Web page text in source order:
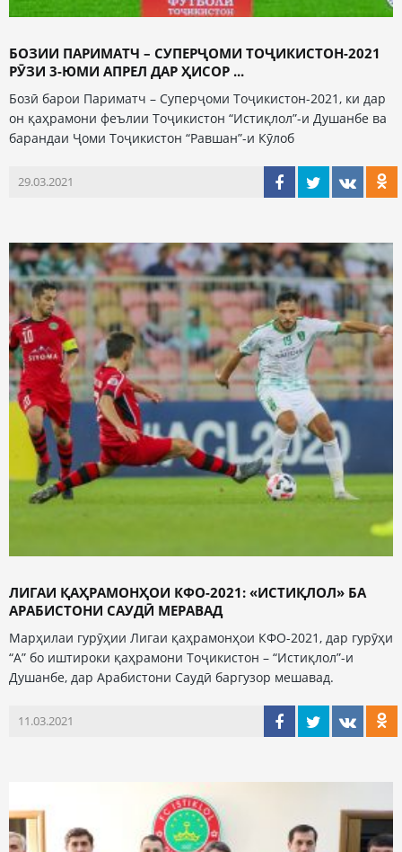
БОЗИИ ПАРИМАТЧ – СУПЕРҶОМИ ТОҶИКИСТОН-2021
РӮЗИ 3-ЮМИ АПРЕЛ ДАР ҲИСОР ...
Бозӣ барои Париматч – Суперҷоми Тоҷикистон-2021, ки дар
он қаҳрамони феълии Тоҷикистон “Истиқлол”-и Душанбе ва
барандаи Ҷоми Тоҷикистон “Равшан”-и Кӯлоб
29.03.2021
ЛИГАИ ҚАҲРАМОНҲОИ КФО-2021: «ИСТИҚЛОЛ» БА
АРАБИСТОНИ САУДӢ МЕРАВАД
Марҳилаи гурӯҳии Лигаи қаҳрамонҳои КФО-2021, дар гурӯҳи
“А” бо иштироки қаҳрамони Тоҷикистон – “Истиқлол”-и
Душанбе, дар Арабистони Саудӣ баргузор мешавад.
11.03.2021